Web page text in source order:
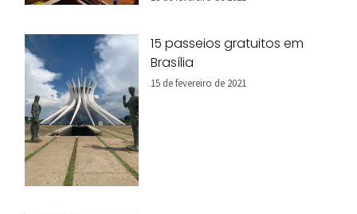
15 passeios gratuitos em
Brasília
15 de fevereiro de 2021